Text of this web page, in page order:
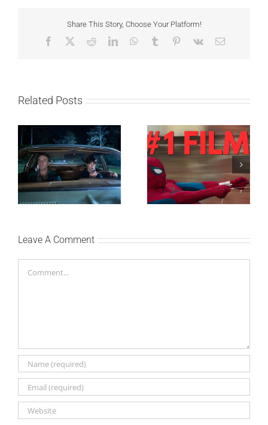
Share This Story, Choose Your Platform!
Facebook RedditLinkedInWhatsApp
Tumblr Pinterest
Vk Email
Related Posts
SF NIGHT: POSLEDNJI
DANI ULICE
HRASTOVA u Concept
Cinema i CineStar
bioskopima 12. avgusta
Najuspešnije otvaranje
studijskog filma u Srbiji:
Spajdermen: Novi dan
oborio rekord već prvog
vikenda
Leave A Comment